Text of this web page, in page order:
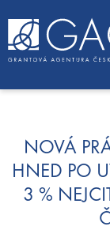
o
NOVÁ
HNED PO
3 %